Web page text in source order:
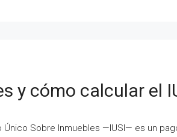
y cómo calcular el
Único Sobre Inmuebles —IUSI— es un